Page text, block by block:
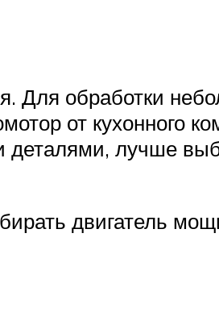
Для обработки
от кухонного
лучше
двигатель